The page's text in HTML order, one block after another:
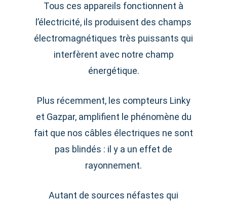
Tous ces appareils fonctionnent à
l’électricité, ils produisent des champs
électromagnétiques très puissants qui
interfèrent avec notre champ
énergétique.
Plus récemment, les compteurs Linky
et Gazpar, amplifient le phénomène du
fait que nos câbles électriques ne sont
pas blindés : il y a un effet de
rayonnement.
Autant de sources néfastes qui